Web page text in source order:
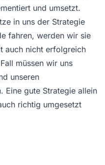
und umsetzt.
in uns der Strategie
fahren, werden wir sie
auch nicht erfolgreich
müssen wir uns
unseren
Eine gute Strategie allein
richtig umgesetzt